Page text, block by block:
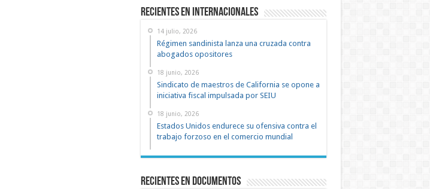
Recientes en Internacionales
14 julio, 2026
Régimen sandinista lanza una cruzada contra
abogados opositores
18 junio, 2026
Sindicato de maestros de California se opone a
iniciativa fiscal impulsada por SEIU
18 junio, 2026
Estados Unidos endurece su ofensiva contra el
trabajo forzoso en el comercio mundial
recientes en documentos